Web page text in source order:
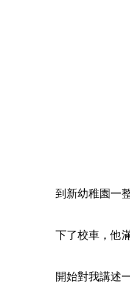
到新幼稚園一
下了校車，他
開始對我講述